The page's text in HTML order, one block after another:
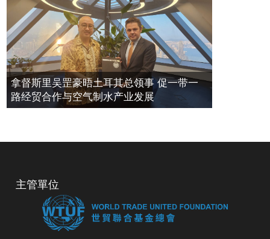
拿督斯里吴罡豪晤土耳其总领事 促一带一
路经贸合作与空气制水产业发展
主管單位